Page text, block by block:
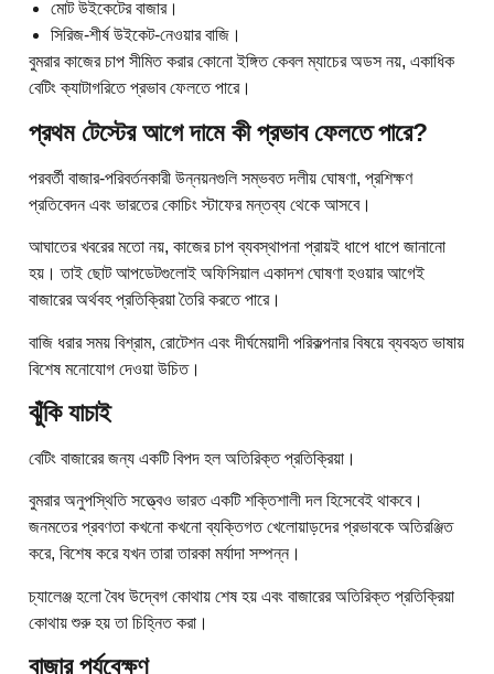
মোট উইকেটের বাজার।
সিরিজ-শীর্ষ উইকেট-নেওয়ার বাজি।
বুমরার কাজের চাপ সীমিত করার কোনো ইঙ্গিত কেবল ম্যাচের অডস নয়, একাধিক
বেটিং ক্যাটাগরিতে প্রভাব ফেলতে পারে।
প্রথম টেস্টের আগে দামে কী প্রভাব ফেলতে পারে?
পরবর্তী বাজার-পরিবর্তনকারী উন্নয়নগুলি সম্ভবত দলীয় ঘোষণা, প্রশিক্ষণ
প্রতিবেদন এবং ভারতের কোচিং স্টাফের মন্তব্য থেকে আসবে।
আঘাতের খবরের মতো নয়, কাজের চাপ ব্যবস্থাপনা প্রায়ই ধাপে ধাপে জানানো
হয়। তাই ছোট আপডেটগুলোই অফিসিয়াল একাদশ ঘোষণা হওয়ার আগেই
বাজারের অর্থবহ প্রতিক্রিয়া তৈরি করতে পারে।
বাজি ধরার সময় বিশ্রাম, রোটেশন এবং দীর্ঘমেয়াদী পরিকল্পনার বিষয়ে ব্যবহৃত ভাষায়
বিশেষ মনোযোগ দেওয়া উচিত।
ঝুঁকি যাচাই
বেটিং বাজারের জন্য একটি বিপদ হল অতিরিক্ত প্রতিক্রিয়া।
বুমরার অনুপস্থিতি সত্ত্বেও ভারত একটি শক্তিশালী দল হিসেবেই থাকবে।
জনমতের প্রবণতা কখনো কখনো ব্যক্তিগত খেলোয়াড়দের প্রভাবকে অতিরঞ্জিত
করে, বিশেষ করে যখন তারা তারকা মর্যাদা সম্পন্ন।
চ্যালেঞ্জ হলো বৈধ উদ্বেগ কোথায় শেষ হয় এবং বাজারের অতিরিক্ত প্রতিক্রিয়া
কোথায় শুরু হয় তা চিহ্নিত করা।
বাজার পর্যবেক্ষণ